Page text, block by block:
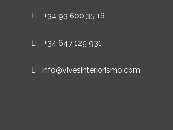
+34 93 600 35 16
+34 647 129 931
info@vivesinteriorismo.com